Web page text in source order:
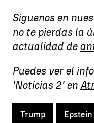
Síguenos en
no te pierdas la
actualidad de
Puedes ver el
'Noticias 2' en
Trump Epstein